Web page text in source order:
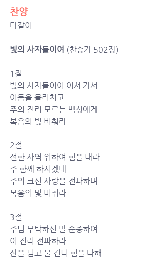
찬양
다같이
빛의 사자들이여 (찬송가 502장)
1절
빛의 사자들이여 어서 가서
어둠을 물리치고
주의 진리 모르는 백성에게
복음의 빛 비춰라
2절
선한 사역 위하여 힘을 내라
주 함께 하시겠네
주의 크신 사랑을 전파하며
복음의 빛 비춰라
3절
주님 부탁하신 말 순종하여
이 진리 전파하라
산을 넘고 물 건너 힘을 다해